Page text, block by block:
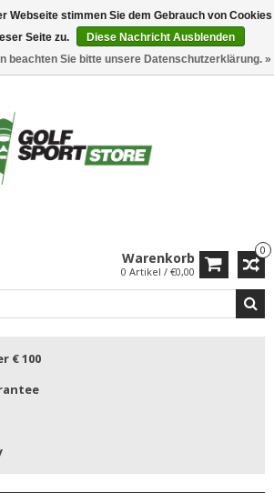
0
Warenkorb
0 Artikel / €0,00
€ 100
Webseite stimmen Sie dem Gebrauch von Cookies
Seite zu.
Diese Nachricht Ausblenden
beachten Sie bitte unsere Datenschutzerklärung. »